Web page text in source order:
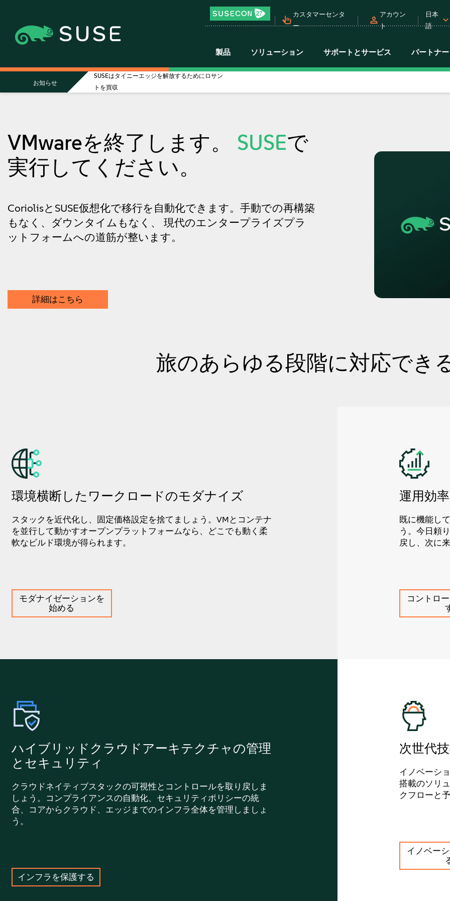
カスタマーセンタ
ー
アカウン
ト
日本
語
製品 ソリューション サポートとサービス パートナー
お知らせ
SUSEはタイニーエッジを解放するためにロサン
トを買収
VMwareを終了します。 SUSEで
実行してください。
CoriolisとSUSE仮想化で移行を自動化できます。手動での再構築
もなく、ダウンタイムもなく、 現代のエンタープライズプラ
ットフォームへの道筋が整います。
詳細はこちら
旅のあらゆる段階に対応でき
環境横断したワークロードのモダナイズ
スタックを近代化し、固定価格設定を捨てましょう。VMとコンテナ
を並行して動かすオープンプラットフォームなら、どこでも動く柔
軟なビルド環境が得られます。
モダナイゼーションを
始める
運用効
既に機能し
う。今日頼
戻し、次に
コントロ
ハイブリッドクラウドアーキテクチャの管理
とセキュリティ
クラウドネイティブスタックの可視性とコントロールを取り戻しま
しょう。コンプライアンスの自動化、セキュリティポリシーの統
合、コアからクラウド、エッジまでのインフラ全体を管理しましょ
う。
インフラを保護する
次世代
イノベーシ
搭載のソリ
クフローと
イノベー